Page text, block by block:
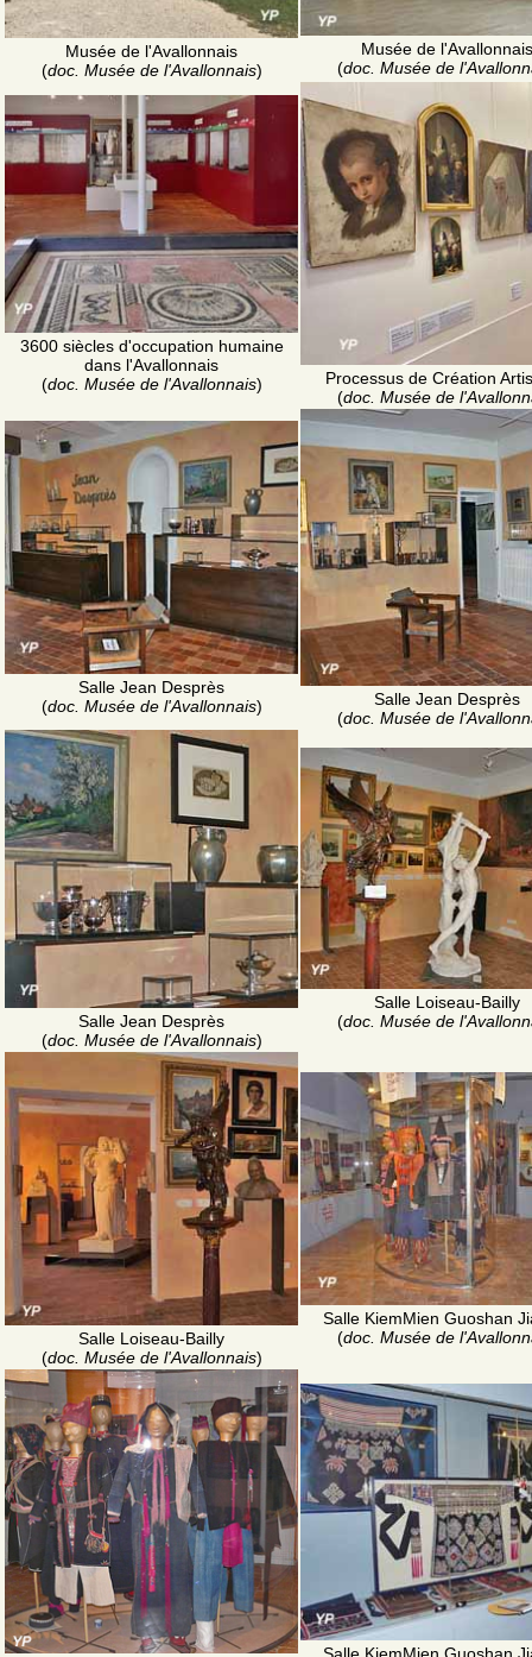
Musée de l'Avallonnais
(doc. Musée de l'Avallonnais)
Musée de l'Avallonnais
(doc. Musée de
3600 siècles d'occupation humaine
dans l'Avallonnais
(doc. Musée de l'Avallonnais)
Processus de Création
(doc. Musée de
Salle Jean Desprès
(doc. Musée de l'Avallonnais)
Salle Jean Desprès
(doc. Musée de
Salle Jean Desprès
(doc. Musée de l'Avallonnais)
Salle Loiseau-Bailly
(doc. Musée de
Salle Loiseau-Bailly
(doc. Musée de l'Avallonnais)
Salle KiemMien Guoshan
(doc. Musée de
Salle KiemMien Guoshan